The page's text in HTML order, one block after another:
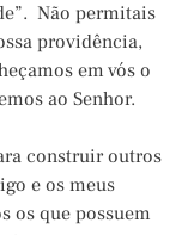
Não permitais
providência,
em vós o
ao Senhor.
construir outros
e os meus
os que possuem